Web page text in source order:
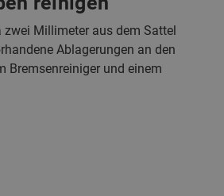
zwei Millimeter aus dem Sattel
Ablagerungen an den
Bremsenreiniger und einem